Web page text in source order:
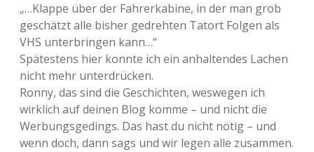
„…Klappe über der Fahrerkabine, in der man grob
geschätzt alle bisher gedrehten Tatort Folgen als
VHS unterbringen kann…“
Spätestens hier konnte ich ein anhaltendes Lachen
nicht mehr unterdrücken.
Ronny, das sind die Geschichten, weswegen ich
wirklich auf deinen Blog komme – und nicht die
Werbungsgedings. Das hast du nicht nötig – und
wenn doch, dann sags und wir legen alle zusammen.